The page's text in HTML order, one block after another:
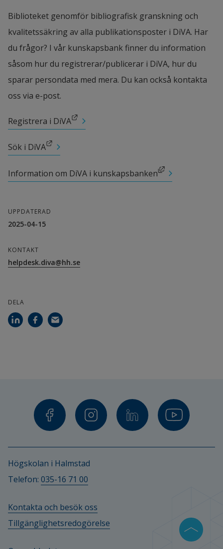
Biblioteket genomför bibliografisk granskning och
kvalitetssäkring av alla publikationsposter i DiVA. Har
du frågor? I vår kunskapsbank finner du information
såsom hur du registrerar/publicerar i DiVA, hur du
sparar persondata med mera. Du kan också kontakta
oss via e-post.
Registrera i DiVA
Länk till annan webbplats.
Sök i DiVA
Länk till annan webbplats.
Information om DiVA i kunskapsbanken
Länk till annan webbplats, öppnas i nytt fönster.
UPPDATERAD
2025-04-15
KONTAKT
helpdesk.diva@hh.se
DELA
Högskolan i Halmstad
Telefon: 035-16 71 00
Kontakta och besök oss
Tillgänglighetsredogörelse